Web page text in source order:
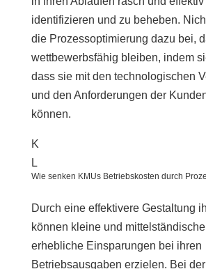
identifizieren und zu beheben.
die Prozessoptimierung dazu bei,
wettbewerbsfähig bleiben, indem
dass sie mit den technologischen
und den Anforderungen der
können.
K
L
Wie senken KMUs Betriebskosten durch
Durch eine effektivere Gestaltung
können kleine und
erhebliche Einsparungen bei ihren
Betriebsausgaben erzielen. Bei